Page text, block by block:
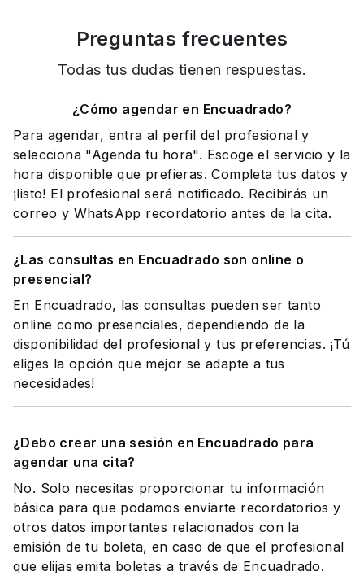
Preguntas frecuentes
Todas tus dudas tienen respuestas.
¿Cómo agendar en Encuadrado?
Para agendar, entra al perfil del profesional y
selecciona "Agenda tu hora". Escoge el servicio y la
hora disponible que prefieras. Completa tus datos y
¡listo! El profesional será notificado. Recibirás un
correo y WhatsApp recordatorio antes de la cita.
¿Las consultas en Encuadrado son online o
presencial?
En Encuadrado, las consultas pueden ser tanto
online como presenciales, dependiendo de la
disponibilidad del profesional y tus preferencias. ¡Tú
eliges la opción que mejor se adapte a tus
necesidades!
¿Debo crear una sesión en Encuadrado para
agendar una cita?
No. Solo necesitas proporcionar tu información
básica para que podamos enviarte recordatorios y
otros datos importantes relacionados con la
emisión de tu boleta, en caso de que el profesional
que elijas emita boletas a través de Encuadrado.